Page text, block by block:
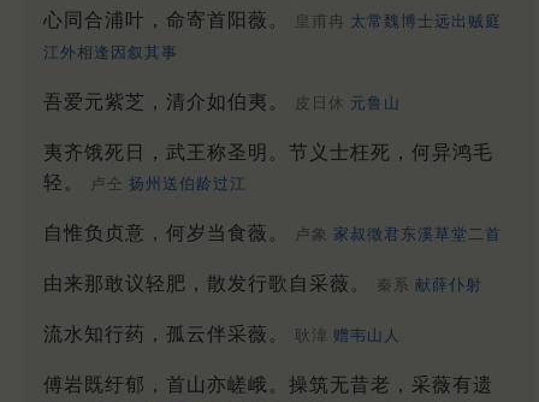
心同合浦叶，命寄首阳薇。 皇甫冉 太常魏博士远出贼庭
江外相逢因叙其事
吾爱元紫芝，清介如伯夷。 皮日休 元鲁山
夷齐饿死日，武王称圣明。节义士枉死，何异鸿毛
轻。
卢仝 扬州送伯龄过江
自惟负贞意，何岁当食薇。 卢象 家叔徵君东溪草堂二首
由来那敢议轻肥，散发行歌自采薇。 秦系 献薛仆射
流水知行药，孤云伴采薇。 耿湋 赠韦山人
傅岩既纡郁，首山亦嵯峨。操筑无昔老，采薇有遗